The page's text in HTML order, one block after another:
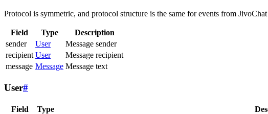
Protocol is symmetric, and protocol structure is the same for events from
Field Type
Description
sender
User
Message sender
recipient User
Message recipient
message Message Message text
User#
Field Type